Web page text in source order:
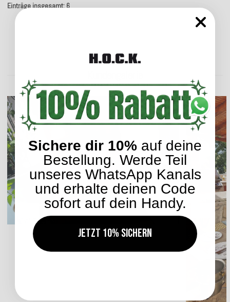
Einträge insgesamt: 6
Sichere dir 10% auf deine
Bestellung. Werde Teil
unseres WhatsApp Kanals
und erhalte deinen Code
sofort auf dein Handy.
Jetzt 10% sichern